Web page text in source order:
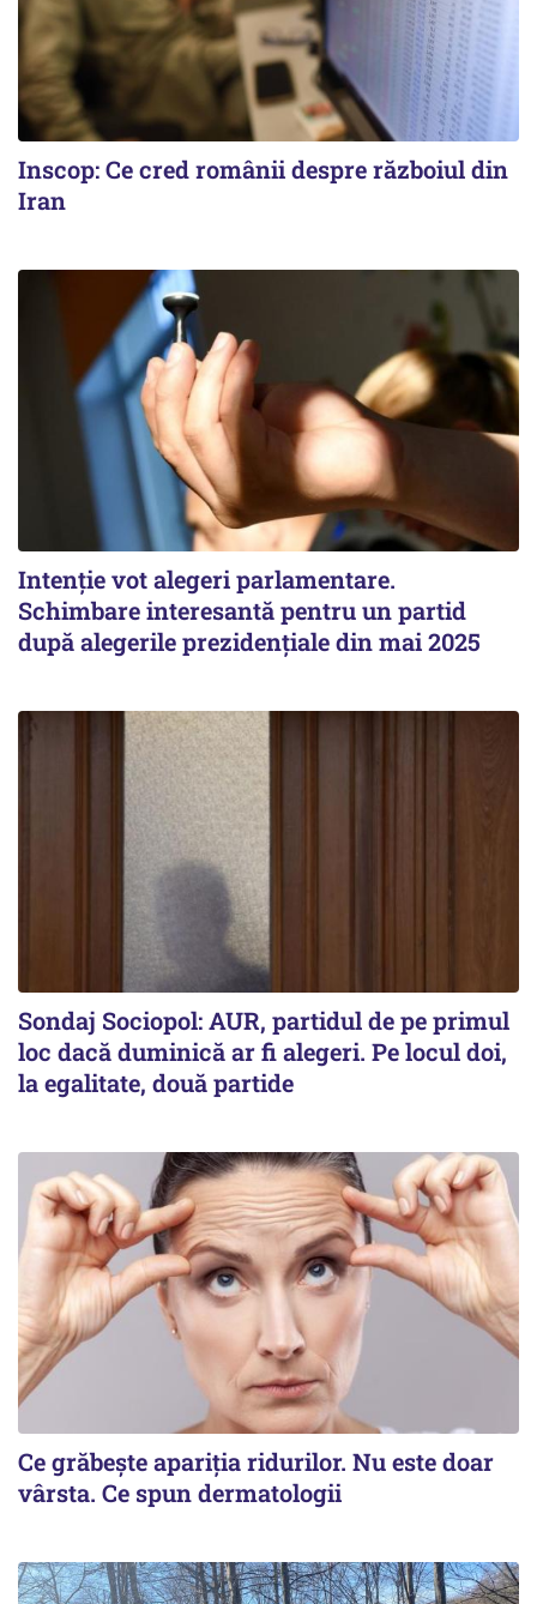
Inscop: Ce cred românii despre războiul din
Iran
Intenție vot alegeri parlamentare.
Schimbare interesantă pentru un partid
după alegerile prezidențiale din mai 2025
Sondaj Sociopol: AUR, partidul de pe primul
loc dacă duminică ar fi alegeri. Pe locul doi,
la egalitate, două partide
Ce grăbește apariția ridurilor. Nu este doar
vârsta. Ce spun dermatologii